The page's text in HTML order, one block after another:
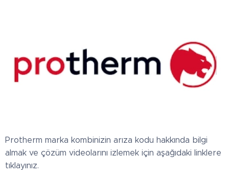
Protherm marka kombinizin arıza kodu hakkında bilgi
almak ve çözüm videolarını izlemek için aşağıdaki linklere
tıklayınız.